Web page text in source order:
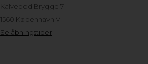
Kalvebod Brygge 7
1560 København V
Se åbningstider